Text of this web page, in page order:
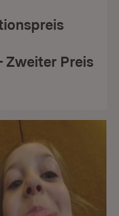
Zweiter Preis